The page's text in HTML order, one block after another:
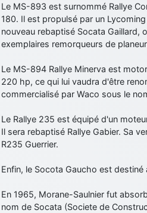
d9pouces: Désolé ! Mon filtrage a
manifestement
Le MS-893 est surnommé Rallye
180. Il est propulsé par un
nouveau rebaptisé Socata Gaillard,
exemplaires remorqueurs de
Le MS-894 Rallye Minerva est
220 hp, ce qui lui vaudra d'être
commercialisé par Waco sous le
Le Rallye 235 est équipé d'un
Il sera rebaptisé Rallye Gabier. Sa
R235 Guerrier.
Enfin, le Socota Gaucho est
En 1965, Morane-Saulnier fut
nom de Socata (Societe de